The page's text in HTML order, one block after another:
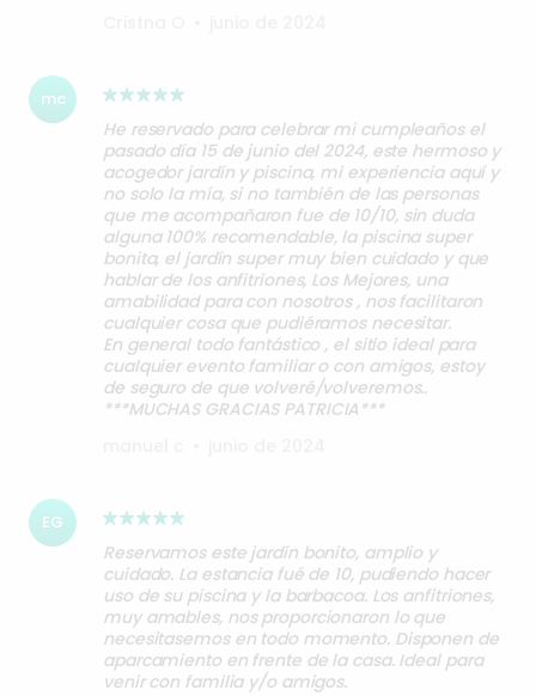
mc
He reservado para celebrar mi cumpleaños el
pasado día 15 de junio del 2024, este hermoso y
acogedor jardín y piscina, mi experiencia aquí y
no solo la mía, si no también de las personas
que me acompañaron fue de 10/10, sin duda
alguna 100% recomendable, la piscina super
bonita, el jardín super muy bien cuidado y que
hablar de los anfitriones, Los Mejores, una
amabilidad para con nosotros , nos facilitaron
cualquier cosa que pudiéramos necesitar.
En general todo fantástico , el sitio ideal para
cualquier evento familiar o con amigos, estoy
de seguro de que volveré/volveremos..
***MUCHAS GRACIAS PATRICIA***
EG
Reservamos este jardín bonito, amplio y
cuidado. La estancia fué de 10, pudiendo hacer
uso de su piscina y la barbacoa. Los anfitriones,
muy amables, nos proporcionaron lo que
necesitasemos en todo momento. Disponen de
aparcamiento en frente de la casa. Ideal para
venir con familia y/o amigos.